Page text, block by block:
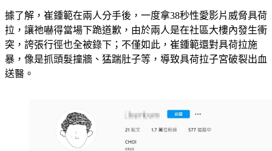
據了解，崔鍾範在兩人分手後，一度拿38秒性愛影片威脅具荷
拉，讓祂嚇得當場下跪道歉，由於兩人是在社區大樓內發生衝
突，誇張行徑也全被錄下；不僅如此，崔鍾範還對具荷拉施
暴，像是抓頭髮撞牆、猛踹肚子等，導致具荷拉子宮破裂出血
送醫。